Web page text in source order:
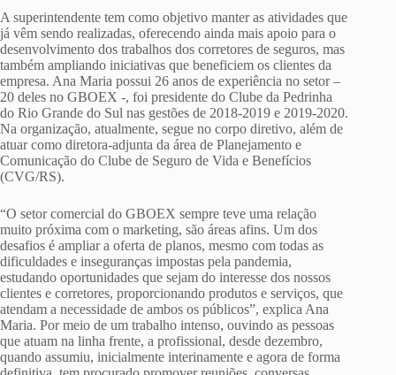
A superintendente tem como objetivo manter as atividades que
já vêm sendo realizadas, oferecendo ainda mais apoio para o
desenvolvimento dos trabalhos dos corretores de seguros, mas
também ampliando iniciativas que beneficiem os clientes da
empresa. Ana Maria possui 26 anos de experiência no setor –
20 deles no GBOEX -, foi presidente do Clube da Pedrinha
do Rio Grande do Sul nas gestões de 2018-2019 e 2019-2020.
Na organização, atualmente, segue no corpo diretivo, além de
atuar como diretora-adjunta da área de Planejamento e
Comunicação do Clube de Seguro de Vida e Benefícios
(CVG/RS).
“O setor comercial do GBOEX sempre teve uma relação
muito próxima com o marketing, são áreas afins. Um dos
desafios é ampliar a oferta de planos, mesmo com todas as
dificuldades e inseguranças impostas pela pandemia,
estudando oportunidades que sejam do interesse dos nossos
clientes e corretores, proporcionando produtos e serviços, que
atendam a necessidade de ambos os públicos”, explica Ana
Maria. Por meio de um trabalho intenso, ouvindo as pessoas
que atuam na linha frente, a profissional, desde dezembro,
quando assumiu, inicialmente interinamente e agora de forma